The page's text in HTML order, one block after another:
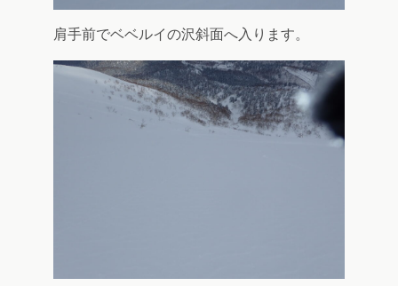
肩手前でベベルイの沢斜面へ入ります。